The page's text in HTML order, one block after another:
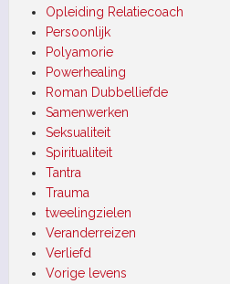
Opleiding Relatiecoach
Persoonlijk
Polyamorie
Powerhealing
Roman Dubbelliefde
Samenwerken
Seksualiteit
Spiritualiteit
Tantra
Trauma
tweelingzielen
Veranderreizen
Verliefd
Vorige levens